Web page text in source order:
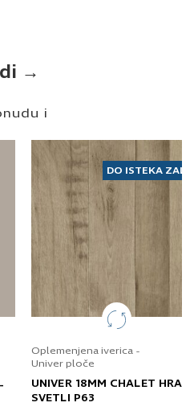
→
i
DO ISTEKA
Oplemenjena iverica -
Univer ploče
UNIVER 18MM CHALET
SVETLI P63